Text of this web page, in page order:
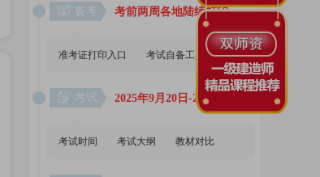
备考 考前两周各地陆续打印
准考证打印入口 考试自备工具
考试 2025年9月20日-21日
考试时间 考试大纲 教材对比